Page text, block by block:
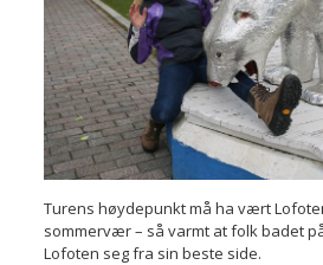
Turens høydepunkt må ha vært
sommervær – så varmt at folk badet
Lofoten seg fra sin beste side.